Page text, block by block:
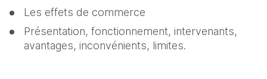
Les effets de commerce
Présentation, fonctionnement, intervenants,
avantages, inconvénients, limites.